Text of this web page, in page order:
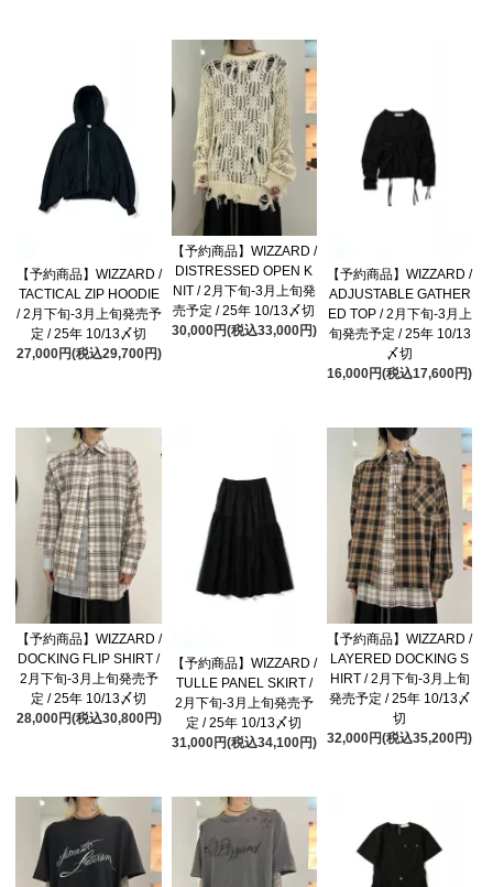
【予約商品】WIZZARD /
TACTICAL ZIP HOODIE
/ 2月下旬-3月上旬発売予
定 / 25年 10/13〆切
27,000円(税込29,700円)
【予約商品】WIZZARD /
DISTRESSED OPEN K
NIT / 2月下旬-3月上旬発
売予定 / 25年 10/13〆切
30,000円(税込33,000円)
【予約商品】WIZZARD /
ADJUSTABLE GATHER
ED TOP / 2月下旬-3月上
旬発売予定 / 25年 10/13
〆切
16,000円(税込17,600円)
【予約商品】WIZZARD /
DOCKING FLIP SHIRT /
2月下旬-3月上旬発売予
定 / 25年 10/13〆切
28,000円(税込30,800円)
【予約商品】WIZZARD /
TULLE PANEL SKIRT /
2月下旬-3月上旬発売予
定 / 25年 10/13〆切
31,000円(税込34,100円)
【予約商品】WIZZARD /
LAYERED DOCKING S
HIRT / 2月下旬-3月上旬
発売予定 / 25年 10/13〆
切
32,000円(税込35,200円)